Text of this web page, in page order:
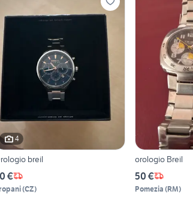
4
breil
€
(CZ)
orologio Breil
50 €
Pomezia (RM)